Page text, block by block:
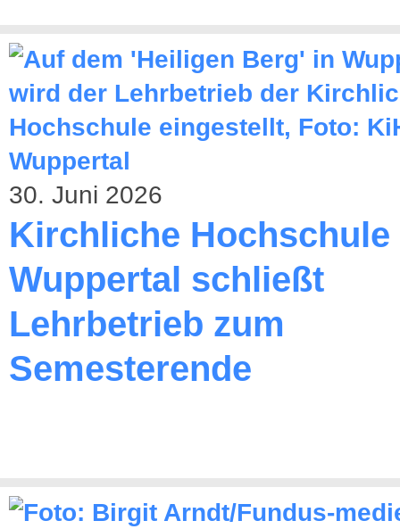
30. Juni 2026
Kirchliche Hochschule
Wuppertal schließt
Lehrbetrieb zum
Semesterende